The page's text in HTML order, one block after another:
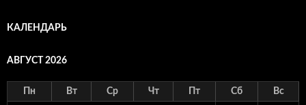
КАЛЕНДАРЬ
АВГУСТ 2026
Пн Вт Ср Чт Пт Сб Вс